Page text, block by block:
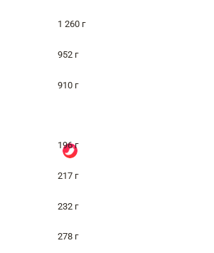
1 260 г
952 г
910 г
196 г
217 г
232 г
278 г